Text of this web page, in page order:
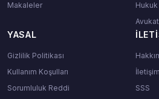
Makaleler
YASAL
Gizlilik Politikası
Kullanım Koşulları
Sorumluluk Reddi
İletişim
SSS